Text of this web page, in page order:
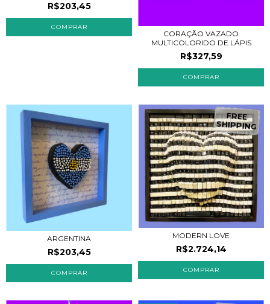
R$203,45
CORAÇÃO VAZADO
MULTICOLORIDO DE LÁPIS
R$327,59
ARGENTINA
R$203,45
F
R
E
E
S
H
IP
P
IN
G
MODERN LOVE
R$2.724,14